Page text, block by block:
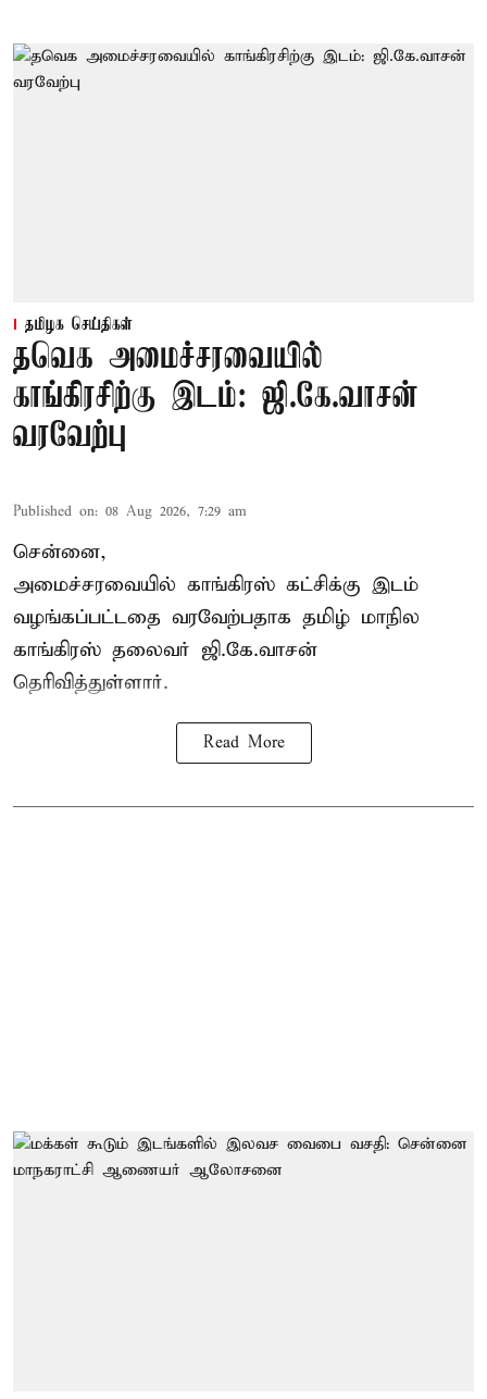
தமிழக செய்திகள்
தவெக அமைச்சரவையில்
காங்கிரசிற்கு இடம்: ஜி.கே.வாசன்
வரவேற்பு
Published on: 08 Aug 2026, 7:29 am
சென்னை,
அமைச்சரவையில் காங்கிரஸ் கட்சிக்கு இடம்
வழங்கப்பட்டதை வரவேற்பதாக தமிழ் மாநில
காங்கிரஸ் தலைவர் ஜி.கே.வாசன்
தெரிவித்துள்ளார்.
Read More